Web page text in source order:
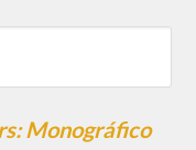
Monográfico